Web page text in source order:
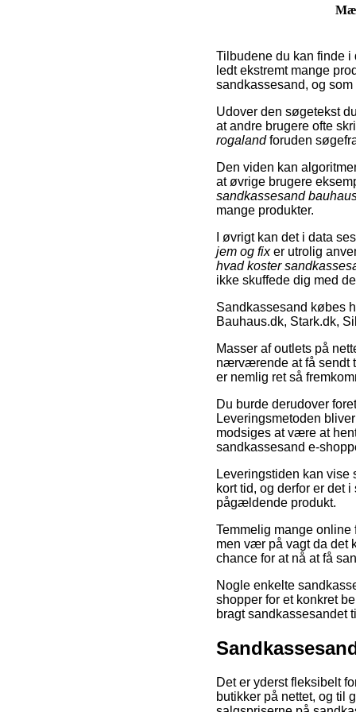
Tilbudene du kan finde i
ledt ekstremt mange
sandkassesand, og
Udover den søgetekst
at andre brugere ofte
rogalandforuden
Den viden kan
at øvrige brugere
sandkassesand
mange produkter.
I øvrigt kan det i data
jem og fixer utrolig
hvad koster
ikke skuffede dig med
Sandkassesand købes
Bauhaus.dk, Stark.dk,
Masser af outlets på
nærværende at få sendt
er nemlig ret så
Du burde derudover
Leveringsmetoden
modsiges at være at
sandkassesand e-
Leveringstiden kan
kort tid, og derfor er det
pågældende produkt.
Temmelig mange
men vær på vagt da det
chance for at nå at få
Nogle enkelte
shopper for et konkret
bragt sandkassesandet
Det er yderst fleksibelt
butikker på nettet, og til